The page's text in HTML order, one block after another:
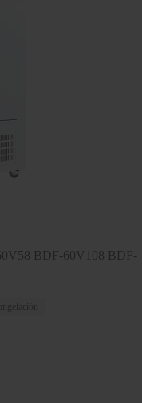
BDF-60V108 BDF-